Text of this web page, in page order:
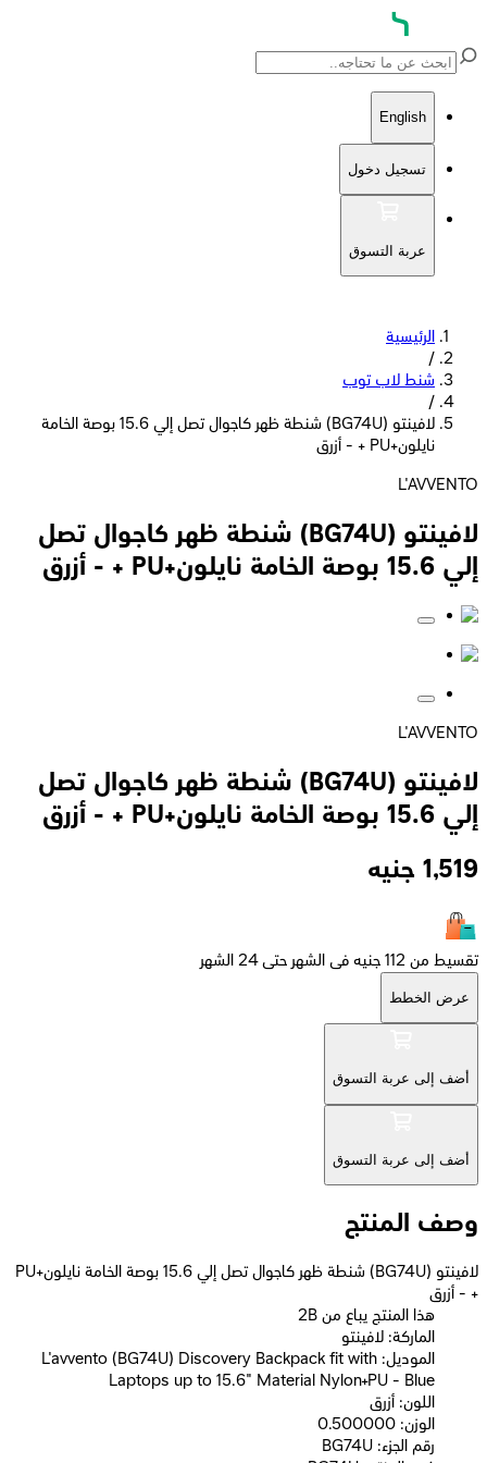
English
تسجيل دخول
عربة التسوق
الرئيسية
/
شنط لاب توب
/
لافينتو (BG74U) شنطة ظهر كاجوال تصل إلي 15.6 بوصة الخامة
نايلون+PU + - أزرق
L'AVVENTO
لافينتو (BG74U) شنطة ظهر كاجوال تصل
إلي 15.6 بوصة الخامة نايلون+PU + - أزرق
L'AVVENTO
لافينتو (BG74U) شنطة ظهر كاجوال تصل
إلي 15.6 بوصة الخامة نايلون+PU + - أزرق
1,519 جنيه
تقسيط من 112 جنيه فى الشهر حتى 24 الشهر
عرض الخطط
أضف إلى عربة التسوق
أضف إلى عربة التسوق
وصف المنتج
لافينتو (BG74U) شنطة ظهر كاجوال تصل إلي 15.6 بوصة الخامة نايلون+PU
+ - أزرق
2B هذا المنتج يباع من
الماركة: لافينتو
الموديل: L'avvento (BG74U) Discovery Backpack fit with
Laptops up to 15.6" Material Nylon+PU - Blue
اللون: أزرق
الوزن: 0.500000
رقم الجزء: BG74U